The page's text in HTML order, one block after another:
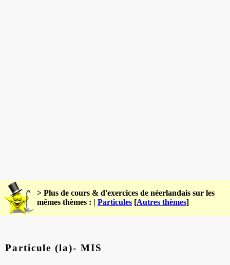
> Plus de cours & d'exercices de néerlandais sur les
mêmes thèmes : | Particules [Autres thèmes]
Particule (la)- MIS